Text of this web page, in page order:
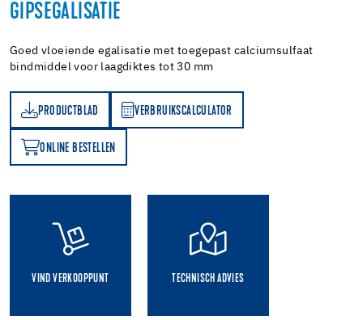
GIPSEGALISATIE
Goed vloeiende egalisatie met toegepast calciumsulfaat
bindmiddel voor laagdiktes tot 30 mm
PRODUCTBLAD VERBRUIKSCALCULATOR
VERBRUIKSCALCULATOR
ONLINE BESTELLEN
VIND VERKOOPPUNT TECHNISCH ADVIES